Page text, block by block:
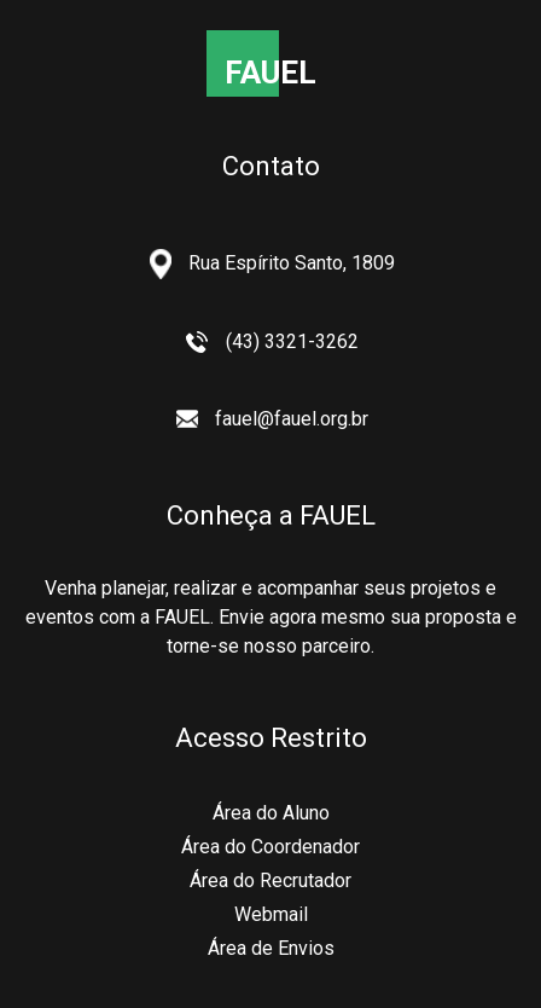
FAUEL
Contato
Rua Espírito Santo, 1809
(43) 3321-3262
fauel@fauel.org.br
Conheça a FAUEL
Venha planejar, realizar e acompanhar seus projetos e
eventos com a FAUEL. Envie agora mesmo sua proposta e
torne-se nosso parceiro.
Acesso Restrito
Área do Aluno
Área do Coordenador
Área do Recrutador
Webmail
Área de Envios